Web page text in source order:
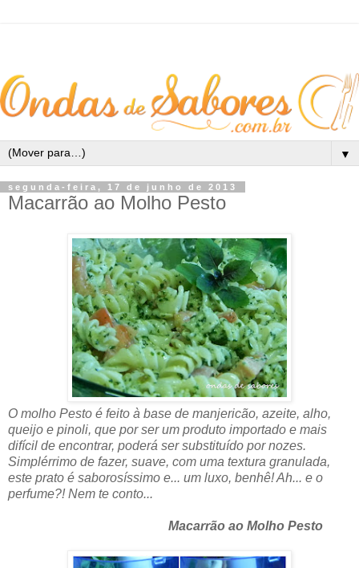
▼
segunda-feira, 17 de junho de 2013
Macarrão ao Molho Pesto
O molho Pesto é feito à base de manjericão, azeite, alho,
queijo e pinoli, que por ser um produto importado e mais
difícil de encontrar, poderá ser substituído por nozes.
Simplérrimo de fazer, suave, com uma textura granulada,
este prato é saborosíssimo e... um luxo, benhê! Ah... e o
perfume?! Nem te conto...
Macarrão ao Molho Pesto